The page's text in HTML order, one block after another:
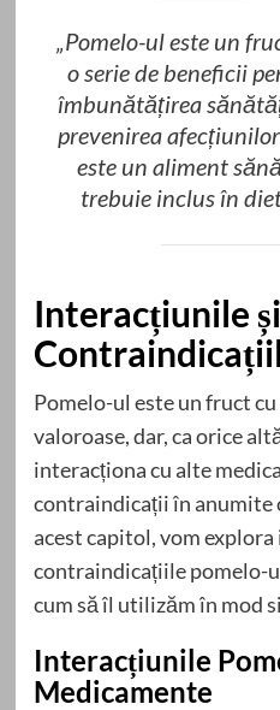
„Pomelo-ul este un
o serie de beneficii
îmbunătățirea
prevenirea
este un aliment
trebuie inclus în
Interacțiunile și
Pomelo-ul este un fruct
valoroase, dar, ca orice
interacționa cu alte
contraindicații în anumite
acest capitol, vom
contraindicațiile pomelo-
cum să îl utilizăm în mod
Interacțiunile
Medicamente